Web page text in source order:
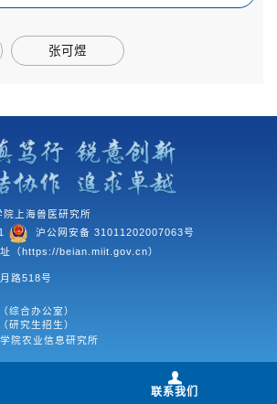
张可煜
上海兽医研究所
沪公网安备 31011202007063号
（https://beian.miit.gov.cn）
路518号
综合办公室）
研究生招生）
院农业信息研究所
联系我们